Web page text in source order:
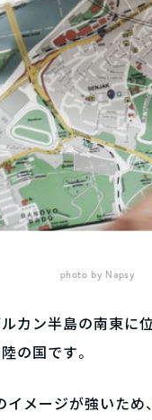
photo by Napsy
カン半島の南東に
の国です。
メージが強いため